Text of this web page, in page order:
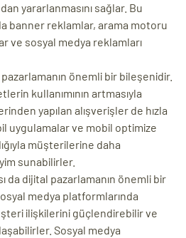
yararlanmasını sağlar. Bu
banner reklamlar, arama motoru
ve sosyal medya reklamları
önemli bir bileşenidir.
kullanımının artmasıyla
yapılan alışverişler de hızla
uygulamalar ve mobil optimize
müşterilerine daha
sunabilirler.
da dijital pazarlamanın önemli bir
medya platformlarında
ilişkilerini güçlendirebilir ve
Sosyal medya